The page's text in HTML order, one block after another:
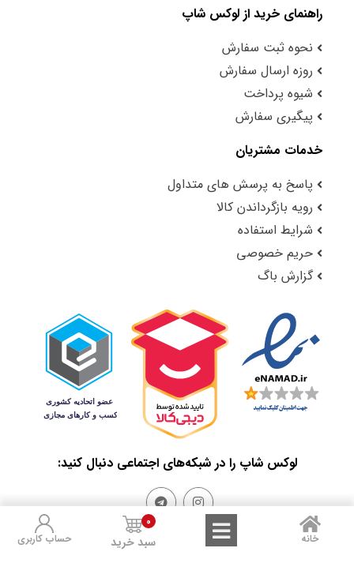
راهنمای خرید از لوکس شاپ
نحوه ثبت سفارش
روزه ارسال سفارش
شیوه پرداخت
پیگیری سفارش
خدمات مشتریان
پاسخ به پرسش های متداول
رویه بازگرداندن کالا
شرایط استفاده
حریم خصوصی
گزارش باگ
لوکس شاپ را در شبکه‌های اجتماعی دنبال کنید:
خانه سبد خرید
0
حساب کاربری